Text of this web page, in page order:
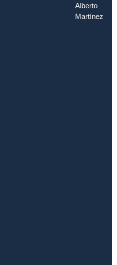
Alberto
Martínez